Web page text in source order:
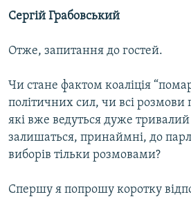
Сергій Грабовський
Отже, запитання до гостей.
Чи стане фактом коаліція
політичних сил, чи всі розмови
які вже ведуться дуже
залишаться, принаймні, до
виборів тільки розмовами?
Спершу я попрошу коротку